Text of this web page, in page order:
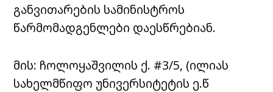
განვითარების სამინისტროს
წარმომადგენლები დაესწრებიან.
მის: ჩოლოყაშვილის ქ. #3/5, (ილიას
სახელმწიფო უნივერსიტეტის ე.წ